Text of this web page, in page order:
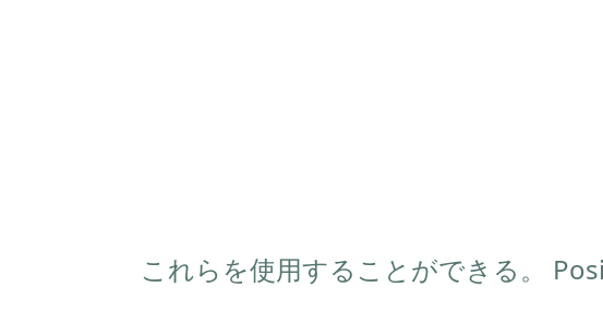
これらを使用することができる。